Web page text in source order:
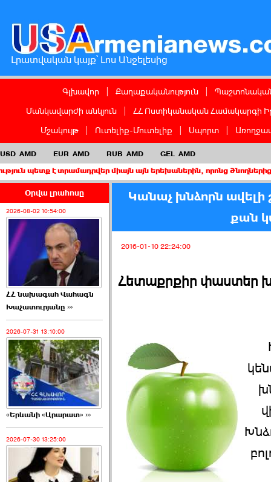
Լրատվական կայք՝ Լոս Անջելեսից
Գլխավոր Քաղաքականություն
Մանկավարժի անկյուն
ՀՀ Ոստիկանական Համակարգի
Մշակույթ
Ուտելիք-Մուտելիք Սպորտ
USD AMD EUR AMD RUB AMD GEL AMD
է տրամադրվեր միայն այն երեխաներին, որոնց ծնողներից
Օրվա լրահոսը
2026-08-02 10:54:00
ՀՀ նախագահ Վահագն
Խաչատուրյանը ›››
2026-07-31 13:10:00
«Երևանի «Արարատ» ›››
2026-07-30 13:25:00
Կանաչ խնձորն
քան
2016-01-10 22:24:00
Հետաքրքիր փաստեր